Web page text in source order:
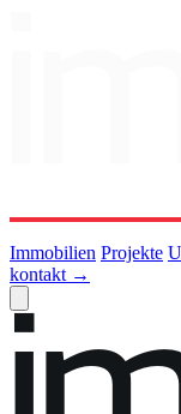
Immobilien Projekte
kontakt →